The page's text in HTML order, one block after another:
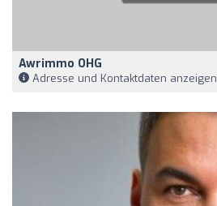
Awrimmo OHG
Adresse und Kontaktdaten anzeigen